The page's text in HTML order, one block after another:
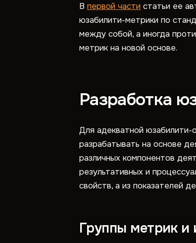
В первой части статьи ее
юзабилити-метрики по
между собой, а иногда
метрик на новой основе.
Разработка
Для адекватной юзабилити-
разрабатывать на основе
различных компонентов
результативных и
свойств, а из показателей
Группы метрик и